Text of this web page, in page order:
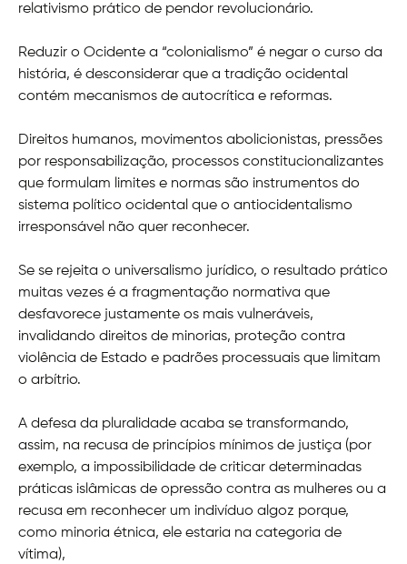
relativismo prático de pendor revolucionário.
Reduzir o Ocidente a “colonialismo” é negar o curso da
história, é desconsiderar que a tradição ocidental
contém mecanismos de autocrítica e reformas.
Direitos humanos, movimentos abolicionistas, pressões
por responsabilização, processos constitucionalizantes
que formulam limites e normas são instrumentos do
sistema político ocidental que o antiocidentalismo
irresponsável não quer reconhecer.
Se se rejeita o universalismo jurídico, o resultado prático
muitas vezes é a fragmentação normativa que
desfavorece justamente os mais vulneráveis,
invalidando direitos de minorias, proteção contra
violência de Estado e padrões processuais que limitam
o arbítrio.
A defesa da pluralidade acaba se transformando,
assim, na recusa de princípios mínimos de justiça (por
exemplo, a impossibilidade de criticar determinadas
práticas islâmicas de opressão contra as mulheres ou a
recusa em reconhecer um indivíduo algoz porque,
como minoria étnica, ele estaria na categoria de
vítima),